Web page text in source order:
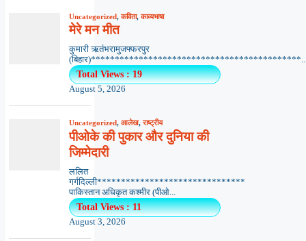
Uncategorized,कविता,काव्यभाषा
मेरे मन मीत
कुमारी ऋतंभरामुजफ्फरपुर
Total Views : 19
August 5, 2026
Uncategorized, आलेख,राष्ट्रीय
पीओके की पुकार और दुनिया की
जिम्मेदारी
ललित
गर्गदिल्ली*******************************
पाकिस्तान अधिकृत कश्मीर (पीओ...
Total Views : 11
August 3, 2026